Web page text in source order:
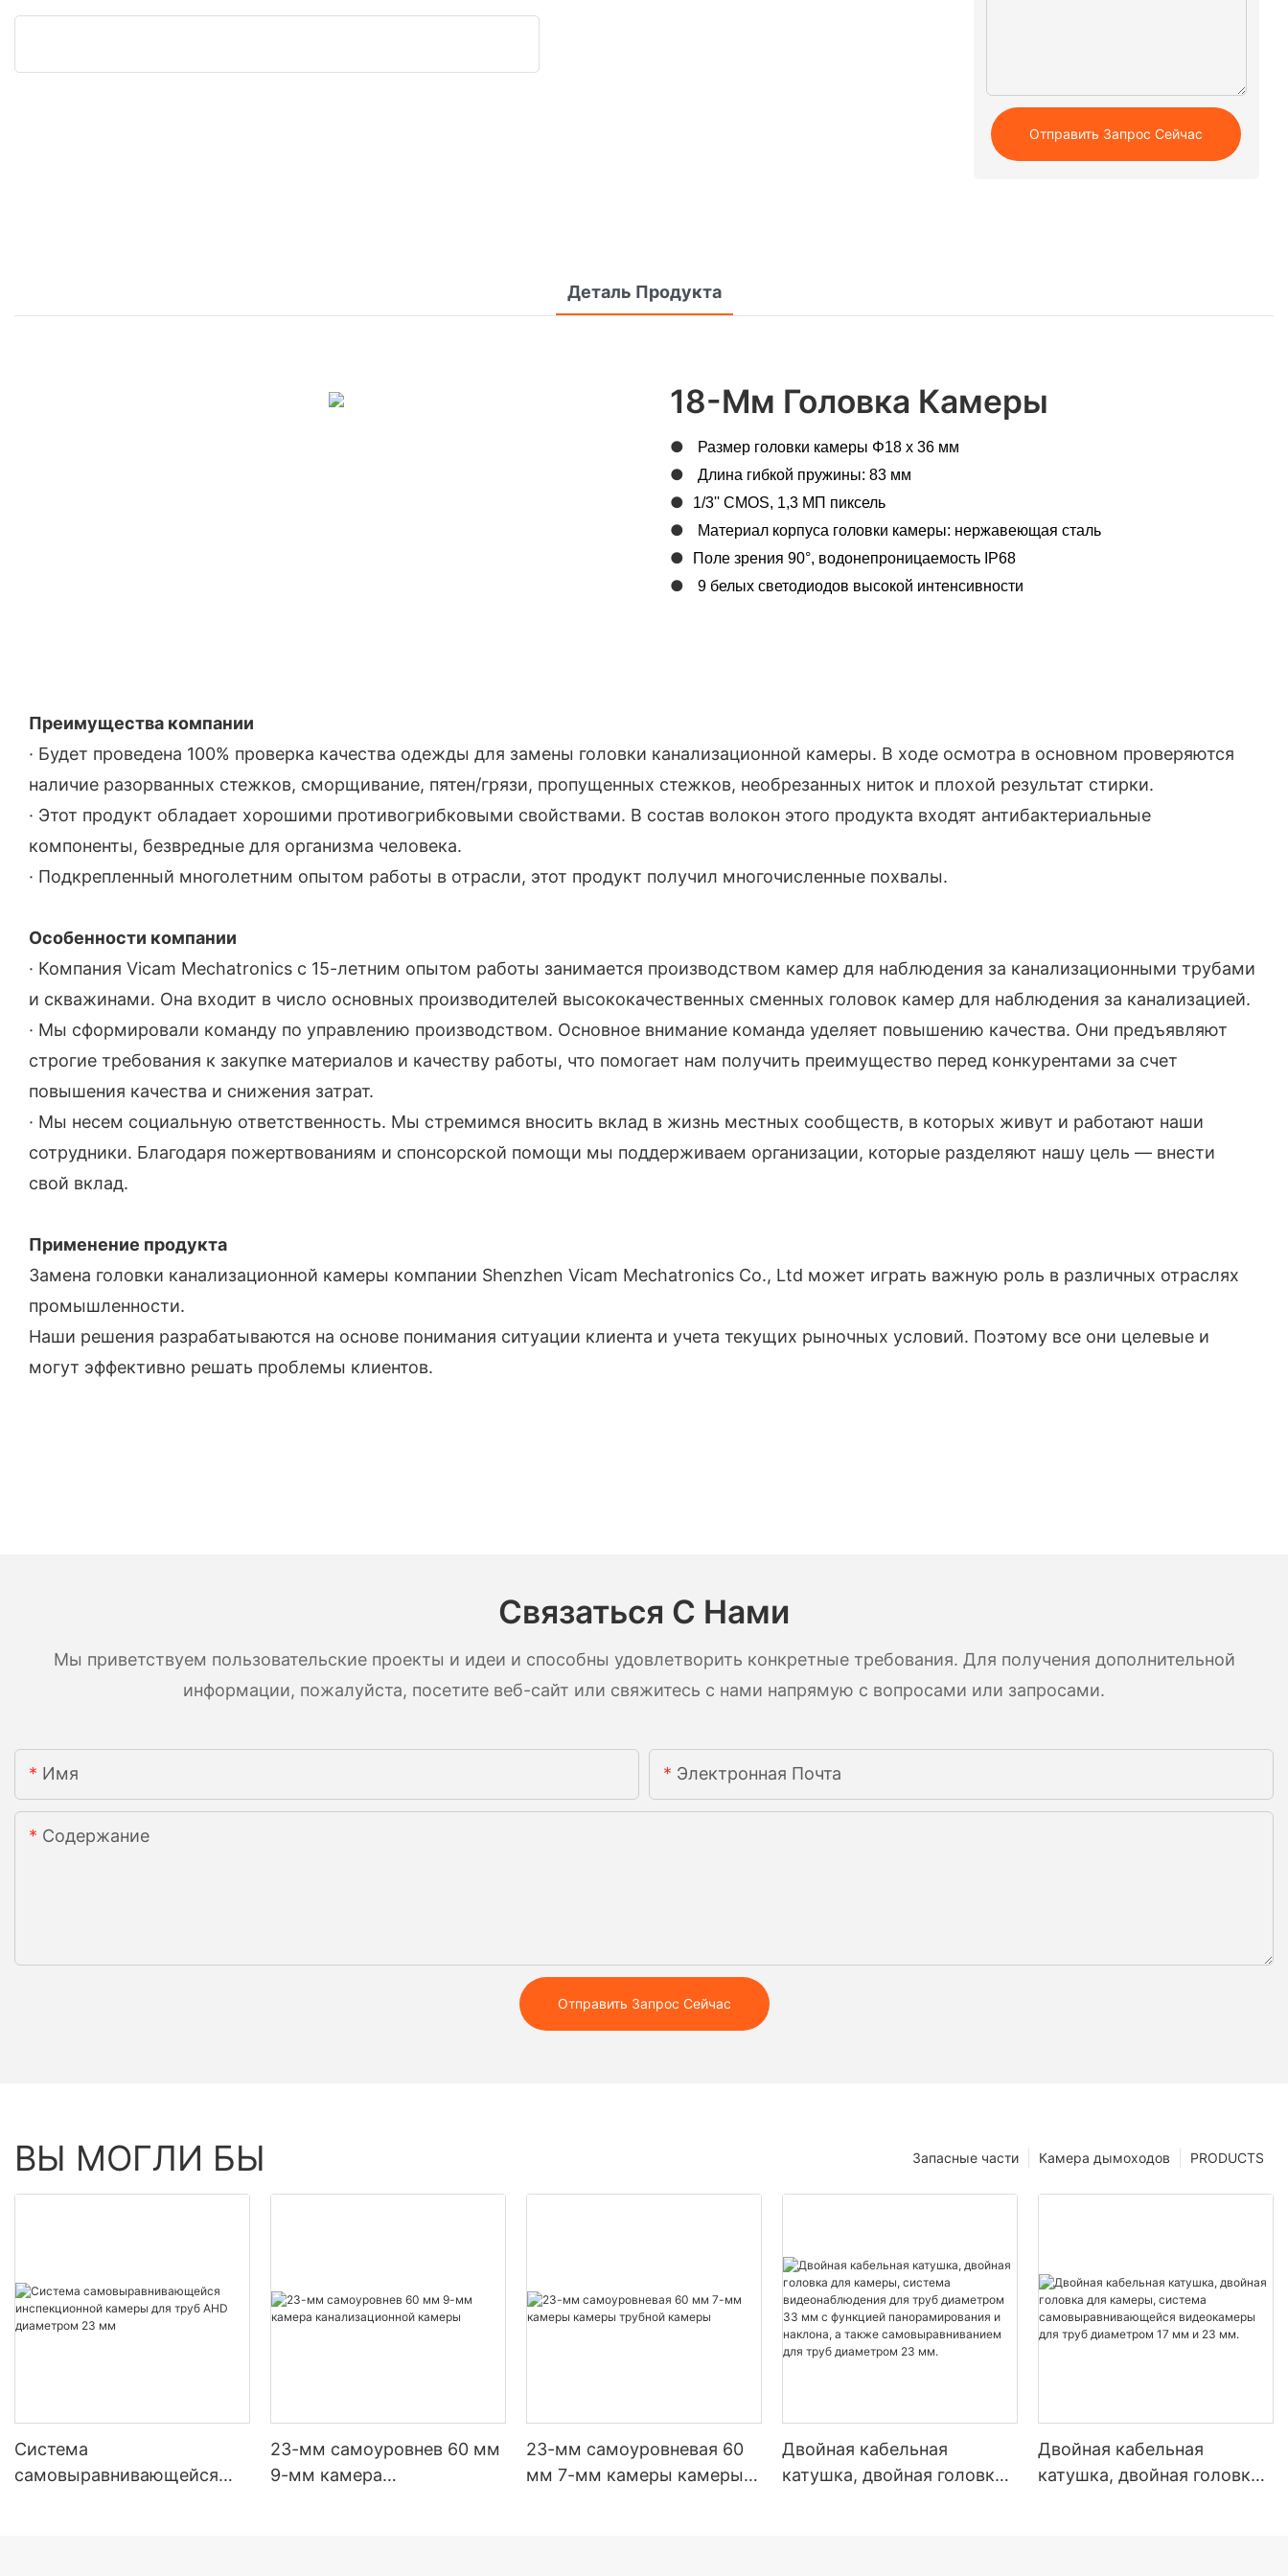
Отправить Запрос Сейчас
Деталь Продукта
18-Мм Головка Камеры
● Размер головки камеры Φ18 x 36 мм
● Длина гибкой пружины: 83 мм
● 1/3'' CMOS, 1,3 МП пиксель
● Материал корпуса головки камеры: нержавеющая сталь
● Поле зрения 90°, водонепроницаемость IP68
● 9 белых светодиодов высокой интенсивности
Преимущества компании
· Будет проведена 100% проверка качества одежды для замены головки канализационной камеры. В ходе осмотра в основном проверяются
наличие разорванных стежков, сморщивание, пятен/грязи, пропущенных стежков, необрезанных ниток и плохой результат стирки.
· Этот продукт обладает хорошими противогрибковыми свойствами. В состав волокон этого продукта входят антибактериальные
компоненты, безвредные для организма человека.
· Подкрепленный многолетним опытом работы в отрасли, этот продукт получил многочисленные похвалы.
Особенности компании
· Компания Vicam Mechatronics с 15-летним опытом работы занимается производством камер для наблюдения за канализационными трубами
и скважинами. Она входит в число основных производителей высококачественных сменных головок камер для наблюдения за канализацией.
· Мы сформировали команду по управлению производством. Основное внимание команда уделяет повышению качества. Они предъявляют
строгие требования к закупке материалов и качеству работы, что помогает нам получить преимущество перед конкурентами за счет
повышения качества и снижения затрат.
· Мы несем социальную ответственность. Мы стремимся вносить вклад в жизнь местных сообществ, в которых живут и работают наши
сотрудники. Благодаря пожертвованиям и спонсорской помощи мы поддерживаем организации, которые разделяют нашу цель — внести
свой вклад.
Применение продукта
Замена головки канализационной камеры компании Shenzhen Vicam Mechatronics Co., Ltd может играть важную роль в различных отраслях
промышленности.
Наши решения разрабатываются на основе понимания ситуации клиента и учета текущих рыночных условий. Поэтому все они целевые и
могут эффективно решать проблемы клиентов.
Связаться С Нами
Мы приветствуем пользовательские проекты и идеи и способны удовлетворить конкретные требования. Для получения дополнительной
информации, пожалуйста, посетите веб-сайт или свяжитесь с нами напрямую с вопросами или запросами.
Имя Электронная Почта
Содержание
Отправить Запрос Сейчас
ВЫ МОГЛИ БЫ PRODUCTS
Камера дымоходов
Запасные части
Система
самовыравнивающейся
23-мм самоуровнев 60 мм
9-мм камера
23-мм самоуровневая 60
мм 7-мм камеры камеры
Двойная кабельная
катушка, двойная головка
Двойная кабельная
катушка, двойная головка